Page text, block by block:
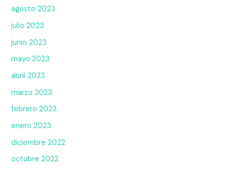
agosto 2023
julio 2023
junio 2023
mayo 2023
abril 2023
marzo 2023
febrero 2023
enero 2023
diciembre 2022
octubre 2022